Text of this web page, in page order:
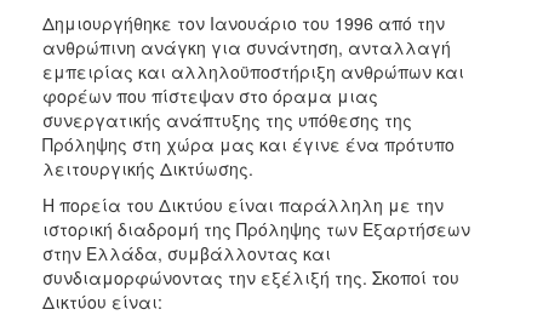
Δημιουργήθηκε τον Ιανουάριο του 1996 από την
ανθρώπινη ανάγκη για συνάντηση, ανταλλαγή
εμπειρίας και αλληλοϋποστήριξη ανθρώπων και
φορέων που πίστεψαν στο όραμα μιας
συνεργατικής ανάπτυξης της υπόθεσης της
Πρόληψης στη χώρα μας και έγινε ένα πρότυπο
λειτουργικής Δικτύωσης.
Η πορεία του Δικτύου είναι παράλληλη με την
ιστορική διαδρομή της Πρόληψης των Εξαρτήσεων
στην Ελλάδα, συμβάλλοντας και
συνδιαμορφώνοντας την εξέλιξή της. Σκοποί του
Δικτύου είναι: